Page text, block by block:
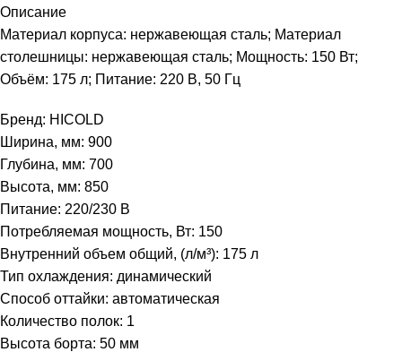
Описание
Материал корпуса: нержавеющая сталь; Материал
столешницы: нержавеющая сталь; Мощность: 150 Вт;
Объём: 175 л; Питание: 220 В, 50 Гц
Бренд: HICOLD
Ширина, мм: 900
Глубина, мм: 700
Высота, мм: 850
Питание: 220/230 В
Потребляемая мощность, Вт: 150
Внутренний объем общий, (л/м³): 175 л
Тип охлаждения: динамический
Способ оттайки: автоматическая
Количество полок: 1
Высота борта: 50 мм